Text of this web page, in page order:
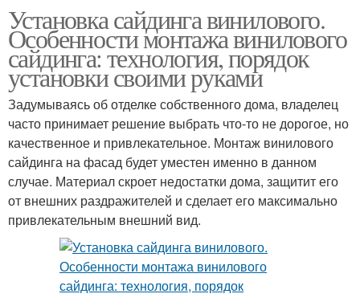
Установка сайдинга винилового.
Особенности монтажа винилового
сайдинга: технология, порядок
установки своими руками
Задумываясь об отделке собственного дома, владелец
часто принимает решение выбрать что-то не дорогое, но
качественное и привлекательное. Монтаж винилового
сайдинга на фасад будет уместен именно в данном
случае. Материал скроет недостатки дома, защитит его
от внешних раздражителей и сделает его максимально
привлекательным внешний вид.